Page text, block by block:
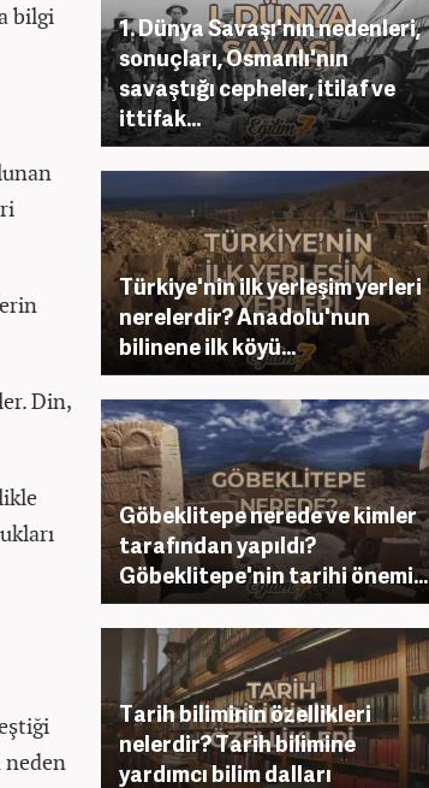
bilgi
Din,
neden
1. Dünya Savaşı'nın nedenleri,
sonuçları, Osmanlı'nın
savaştığı cepheler, itilaf ve
ittifak...
Türkiye'nin ilk yerleşim yerleri
nerelerdir? Anadolu'nun
bilinene ilk köyü...
Göbeklitepe nerede ve kimler
tarafından yapıldı?
Göbeklitepe'nin tarihi önemi...
Tarih biliminin özellikleri
nelerdir? Tarih bilimine
yardımcı bilim dalları